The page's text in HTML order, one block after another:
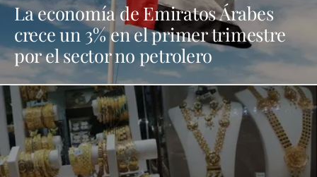
La economía de Emiratos Árabes
crece un 3% en el primer trimestre
por el sector no petrolero